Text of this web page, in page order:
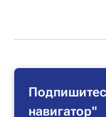
навигатор"